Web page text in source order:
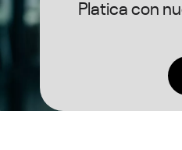
Platica con